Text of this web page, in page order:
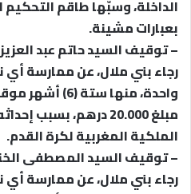
الداخلة، وسبّها طاقم التحكيم
بعبارات مشينة.
– توقيف السيد حاتم عبد
رجاء بني ملال، عن ممارسة
واحدة، منها
مبلغ 20.000 درهم،
الملكية المغربية لكرة القدم.
– توقيف السيد المصطفى
رجاء بني ملال، عن ممارسة